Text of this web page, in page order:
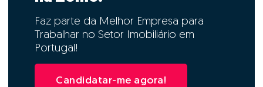
Faz parte da Melhor Empresa para
Trabalhar no Setor Imobiliário em
Portugal!
Candidatar-me agora!